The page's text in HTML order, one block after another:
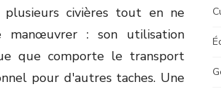
civières tout en ne
manœuvrer : son utilisation
que comporte le transport
pour d'autres taches. Une